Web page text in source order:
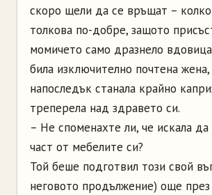
скоро щели да се връщат –
толкова по-добре, защото
момичето само дразнело
била изключително почтена жена,
напоследък станала крайно
треперела над здравето си.
– Не споменахте ли, че искала
част от мебелите си?
Той беше подготвил този свой
неговото продължение) още